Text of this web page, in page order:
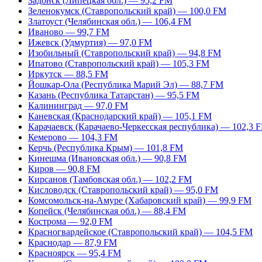
Зеленокумск (Ставропольский край) — 100,0 FM
Златоуст (Челябинская обл.) — 106,4 FM
Иваново — 99,7 FM
Ижевск (Удмуртия) — 97,0 FM
Изобильный (Ставропольский край) — 94,8 FM
Ипатово (Ставропольский край) — 105,3 FM
Иркутск — 88,5 FM
Йошкар-Ола (Республика Марий Эл) — 88,7 FM
Казань (Республика Татарстан) — 95,5 FM
Калининград — 97,0 FM
Каневская (Краснодарский край) — 105,1 FM
Карачаевск (Карачаево-Черкесская республика) — 102,3
Кемерово — 104,3 FM
Керчь (Республика Крым) — 101,8 FM
Кинешма (Ивановская обл.) — 90,8 FM
Киров — 90,8 FM
Кирсанов (Тамбовская обл.) — 102,2 FM
Кисловодск (Ставропольский край) — 95,0 FM
Комсомольск-на-Амуре (Хабаровский край) — 99,9 FM
Копейск (Челябинская обл.) — 88,4 FM
Кострома — 92,0 FM
Красногвардейское (Ставропольский край) — 104,5 FM
Краснодар — 87,9 FM
Красноярск — 95,4 FM